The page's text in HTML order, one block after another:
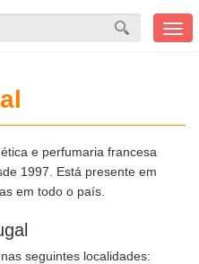
e perfumaria francesa
1997. Está presente em
em todo o país.
seguintes localidades: